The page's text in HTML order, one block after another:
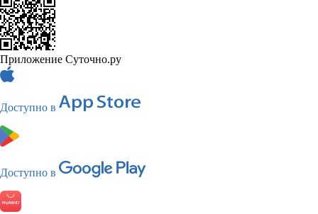
Приложение Суточно.ру
Доступно в
Доступно в